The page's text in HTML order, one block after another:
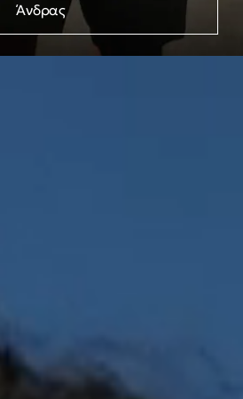
Άνδρας